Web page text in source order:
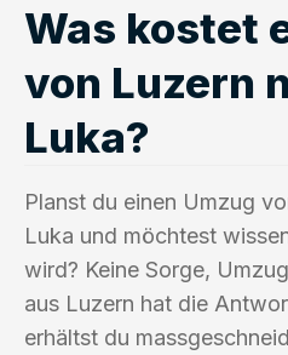
Was kostet
von Luzern
Luka?
Planst du einen Umzug
Luka und möchtest
wird? Keine Sorge,
aus Luzern hat die
erhältst du